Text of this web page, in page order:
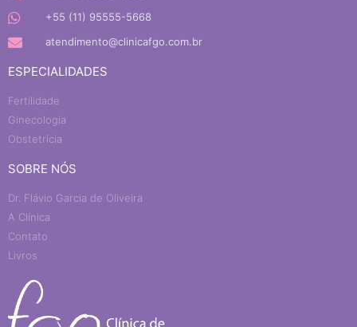
SOBRE NÓS
Dr. Flávio Garcia de Oliveira
A Clínica
Contato
Livros
ESPECIALIDADES
Fertilidade
Ginecologia
Obstetrícia
+55 (11) 95555-5668
atendimento@clinicafgo.com.br